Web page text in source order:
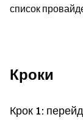
список
Кроки
Крок 1: